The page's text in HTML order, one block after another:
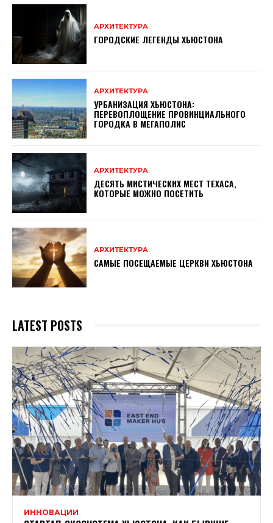
АРХИТЕКТУРА
ГОРОДСКИЕ ЛЕГЕНДЫ ХЬЮСТОНА
АРХИТЕКТУРА
УРБАНИЗАЦИЯ ХЬЮСТОНА:
ПЕРЕВОПЛОЩЕНИЕ ПРОВИНЦИАЛЬНОГО
ГОРОДКА В МЕГАПОЛИС
АРХИТЕКТУРА
ДЕСЯТЬ МИСТИЧЕСКИХ МЕСТ ТЕХАСА,
КОТОРЫЕ МОЖНО ПОСЕТИТЬ
АРХИТЕКТУРА
САМЫЕ ПОСЕЩАЕМЫЕ ЦЕРКВИ ХЬЮСТОНА
LATEST POSTS
ИННОВАЦИИ